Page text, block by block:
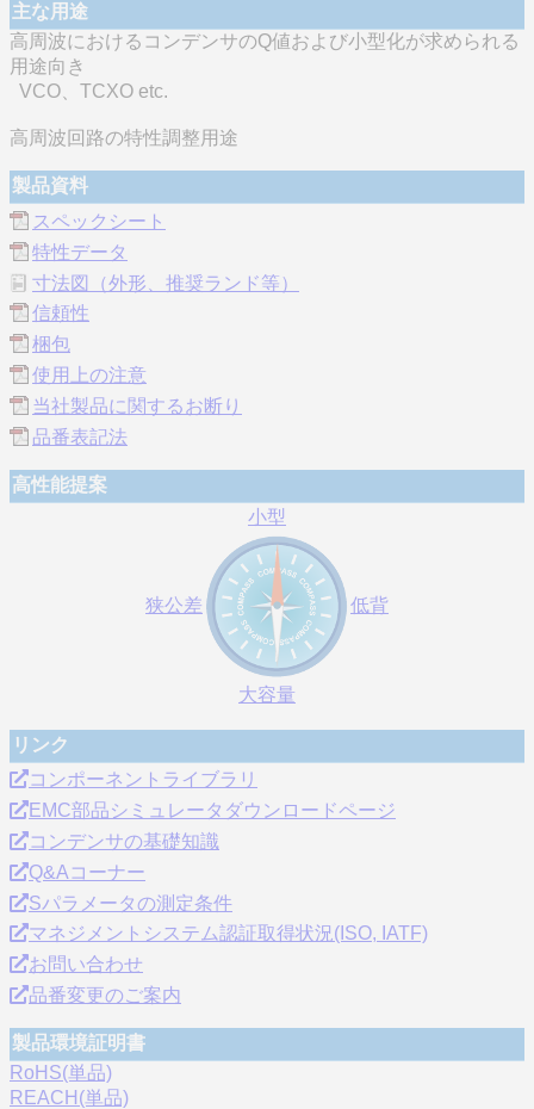
主な用途
高周波におけるコンデンサのQ値および小型化が求められる
用途向き
VCO、TCXO etc.
高周波回路の特性調整用途
製品資料
スペックシート
特性データ
寸法図（外形、推奨ランド等）
信頼性
梱包
使用上の注意
当社製品に関するお断り
品番表記法
高性能提案
小型
狭公差 低背
大容量
リンク
コンポーネントライブラリ
EMC部品シミュレータダウンロードページ
コンデンサの基礎知識
Q&Aコーナー
Sパラメータの測定条件
マネジメントシステム認証取得状況(ISO, IATF)
お問い合わせ
品番変更のご案内
製品環境証明書
RoHS(単品)
REACH(単品)